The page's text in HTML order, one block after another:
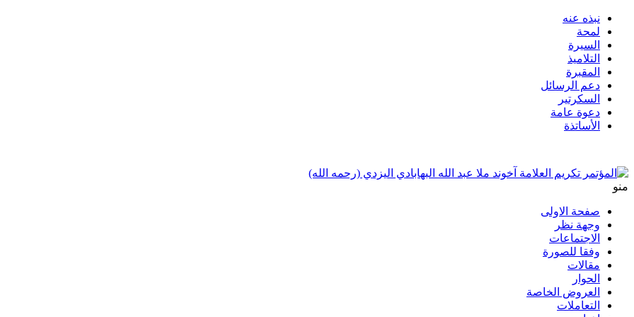
نبذه عنه
لمحة
السيرة
التلاميذ
المقبرة
دعم الرسائل
السكرتير
دعوة عامة
الأساتذة
منو
صفحة الاولی
وجهة نظر
الاجتماعات
وفقا للصورة
مقالات
الحوار
العروض الخاصة
التعاملات